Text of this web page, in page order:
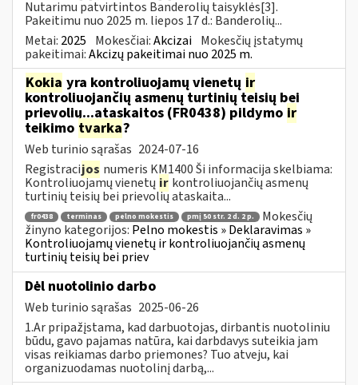
Nutarimu patvirtintos Banderolių taisyklės[3].
Pakeitimu nuo 2025 m. liepos 17 d.: Banderolių...
Metai: 2025 Mokesčiai:Akcizai Mokesčių įstatymų
pakeitimai:Akcizų pakeitimai nuo 2025 m.
Kokia yra kontroliuojamų vienetų ir
kontroliuojančių asmenų turtinių teisių bei
prievolių...ataskaitos (FR0438) pildymo ir
teikimo tvarka?
Web turinio sąrašas 2024-07-16
Registracijos numeris KM1400 Ši informacija skelbiama:
Kontroliuojamų vienetų ir kontroliuojančių asmenų
turtinių teisių bei prievolių ataskaita...
fr0438 terminas pelno mokestis pmį 50 str. 2 d. 2 p.
Mokesčių
žinyno kategorijos: Pelno mokestis » Deklaravimas »
Kontroliuojamų vienetų ir kontroliuojančių asmenų
turtinių teisių bei priev
Dėl nuotolinio darbo
Web turinio sąrašas 2025-06-26
1.Ar pripažįstama, kad darbuotojas, dirbantis nuotoliniu
būdu, gavo pajamas natūra, kai darbdavys suteikia jam
visas reikiamas darbo priemones? Tuo atveju, kai
organizuodamas nuotolinį darbą,...